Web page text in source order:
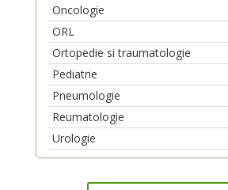
Oncologie
ORL
Ortopedie si traumatologie
Pediatrie
Pneumologie
Reumatologie
Urologie